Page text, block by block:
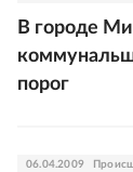
В городе
порог
06.04.2009